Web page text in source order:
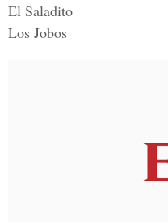
El Saladito
Los Jobos